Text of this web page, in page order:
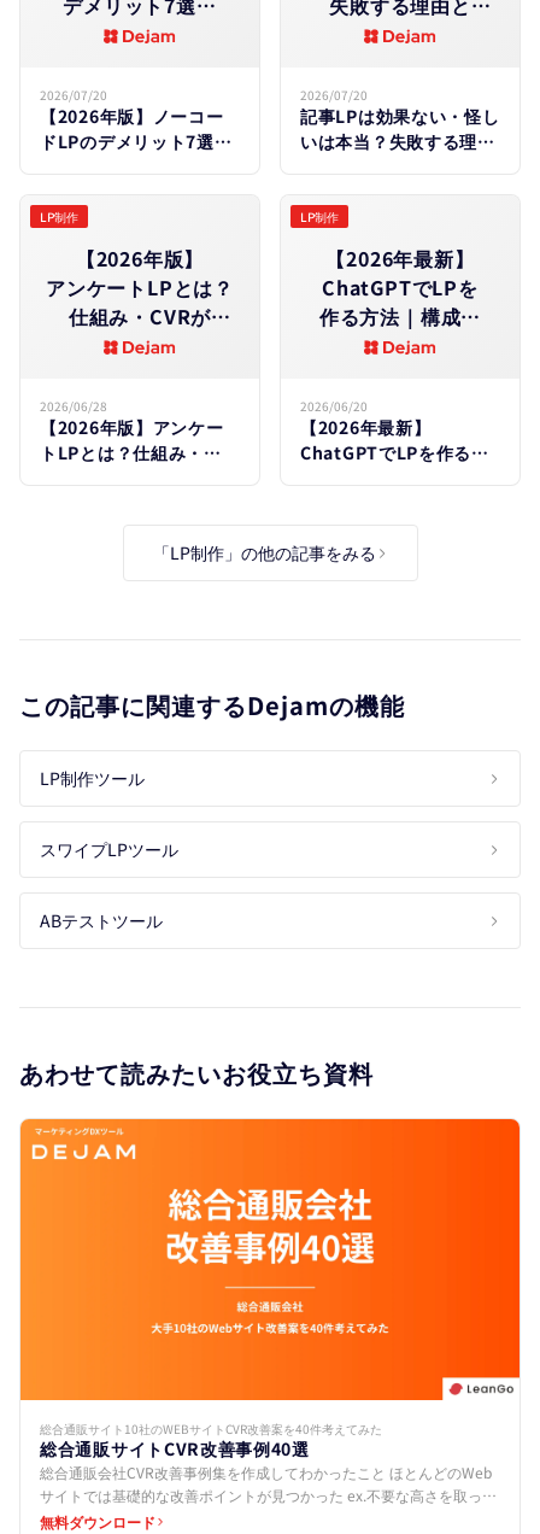
「作っても​
徹底解説
2026/07/20
【2026年版】ノーコー
ドLPのデメリット7選｜
改善策を​徹底解説
2026/07/20
記事LPは効果ない・怪し
いは本当？失敗する理由
【2026年版】
アンケートLPとは？​
仕組み・CVRが​
高い理由・作り方を​
LP制作
2026/06/28
【2026年版】アンケー
トLPとは？仕組み・
【2026年最新】
ChatGPTで​LPを​
作る​方​法｜構成・
コピー・​実装まで​
LP制作
2026/06/20
【2026年最新】
ChatGPTでLPを作る方
「LP制作」の他の記事をみる
この記事に関連するDejamの機能
LP制作ツール
スワイプLPツール
ABテストツール
あわせて読みたいお役立ち資料
総合通販サイト10社のWEBサイトCVR改善案を40件考えてみた
総合通販サイトCVR改善事例40選
総合通販会社CVR改善事例集を作成してわかったこと ほとんどのWeb
サイトでは基礎的な改善ポイントが見つかった ex.不要な高さを取って
いる、CTAボタンを設置していないなど 共通…
無料ダウンロード